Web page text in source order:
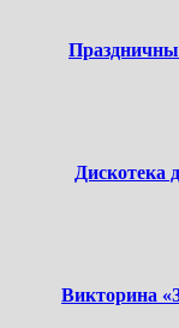
Дискотека
Викторина